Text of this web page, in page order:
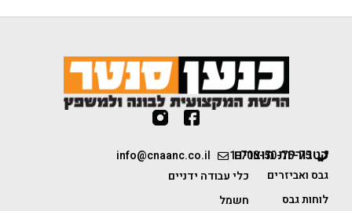
1-700-50-75-75
info@cnaanc.co.il קטגוריות מוצרים
גבס ואביזרים
לוחות גבס
כלי עבודה ידניים
חשמל